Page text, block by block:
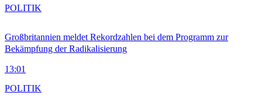
Großbritannien meldet Rekordzahlen bei dem Programm zur
Bekämpfung der Radikalisierung
13:01
POLITIK
POLITIK